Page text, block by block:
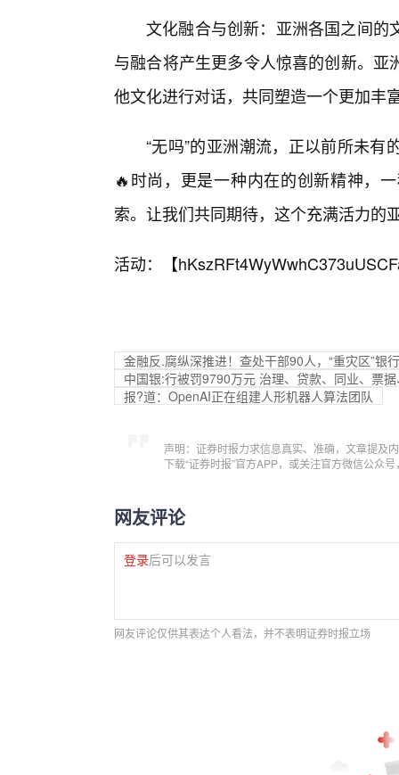
文化融合与创新：亚洲各国之间的
与融合将产生更多令人惊喜的创新。
他文化进行对话，共同塑造一个更加丰
“无吗”的亚洲潮流，正以前所未
🔥时尚，更是一种内在的创新精神，
索。让我们共同期待，这个充满活力的
活动：【
金融反.腐纵深推进！查处干部90人，“重灾区”银
中国银:行被罚9790万元 治理、贷款、同业、票
报?道：OpenAI正在组建人形机器人算法团队
声明：证券时报力求信息真实、准确，文章提及
下载“证券时报”官方APP，或关注官方微信公众
网友评论
登录后可以发言
网友评论仅供其表达个人看法，并不表明证券时报立场